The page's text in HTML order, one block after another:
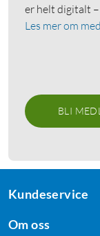
er helt digitalt
Les mer om
BLI
Kundeservice
Om oss